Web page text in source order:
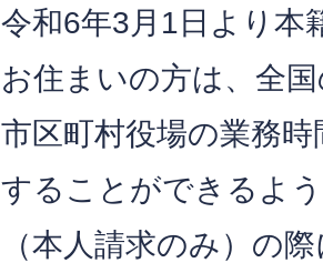
令和6年3月1日より本
お住まいの方は、全
市区町村役場の業務
することができるよ
（本人請求のみ）の